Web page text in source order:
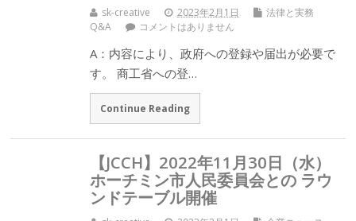
sk-creative 2023年2月1日
法律と実務
Q&A
コメントはありません
A：内容により、政府への登録や届出が必要で
す。 商工省への登…
Continue Reading
【JCCH】2022年11月30日（水）
ホーチミン市人民委員会との ラウ
ンドテーブル開催